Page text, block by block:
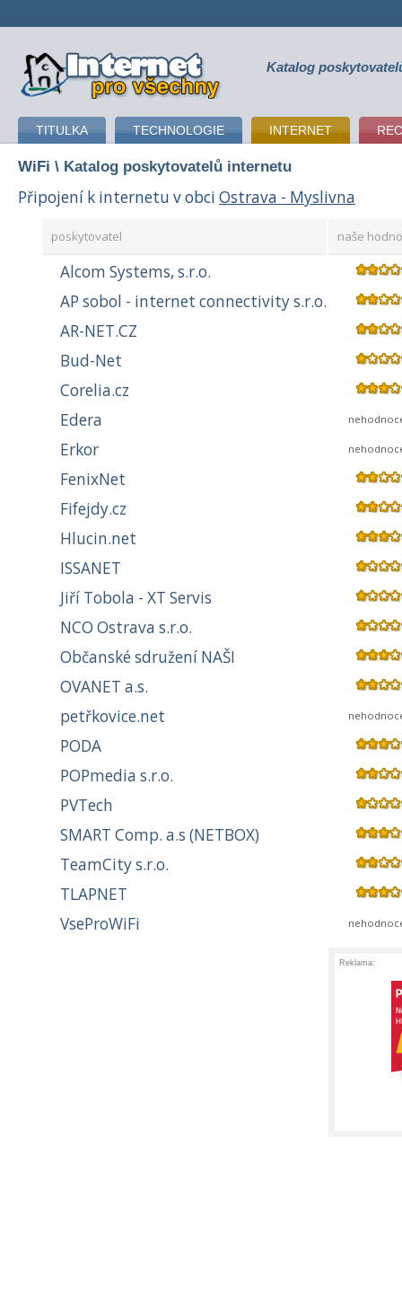
připojení k internetu Katalog
TITULKA TECHNOLOGIE INTERNET
WiFi \ Katalog poskytovatelů internetu
Připojení k internetu v obci Ostrava - Myslivna
poskytovatel naše
Alcom Systems, s.r.o.
AP sobol - internet connectivity s.r.o.
AR-NET.CZ
Bud-Net
Corelia.cz
Edera
Erkor
FenixNet
Fifejdy.cz
Hlucin.net
ISSANET
Jiří Tobola - XT Servis
NCO Ostrava s.r.o.
Občanské sdružení NAŠI
OVANET a.s.
petřkovice.net
PODA
POPmedia s.r.o.
PVTech
SMART Comp. a.s (NETBOX)
TeamCity s.r.o.
TLAPNET
VseProWiFi
Reklama: